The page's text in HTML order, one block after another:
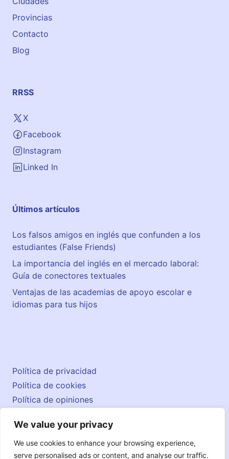
We value your privacy
We use cookies to enhance your browsing experience,
serve personalised ads or content, and analyse our traffic.
Provincias
Contacto
Blog
RRSS
X
Facebook
Instagram
Linked In
Últimos artículos
Los falsos amigos en inglés que confunden a los
estudiantes (False Friends)
La importancia del inglés en el mercado laboral:
Guía de conectores textuales
Ventajas de las academias de apoyo escolar e
idiomas para tus hijos
© 2026 englishatlas.es
Política de privacidad
Política de cookies
Política de opiniones
Contacto